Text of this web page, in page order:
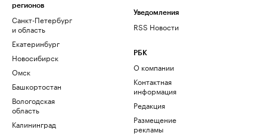
регионов
Санкт-Петербург
и область
Екатеринбург
Новосибирск
Омск
Башкортостан
Вологодская
область
Калининград
Уведомления
RSS Новости
РБК
О компании
Контактная
информация
Редакция
Размещение
рекламы